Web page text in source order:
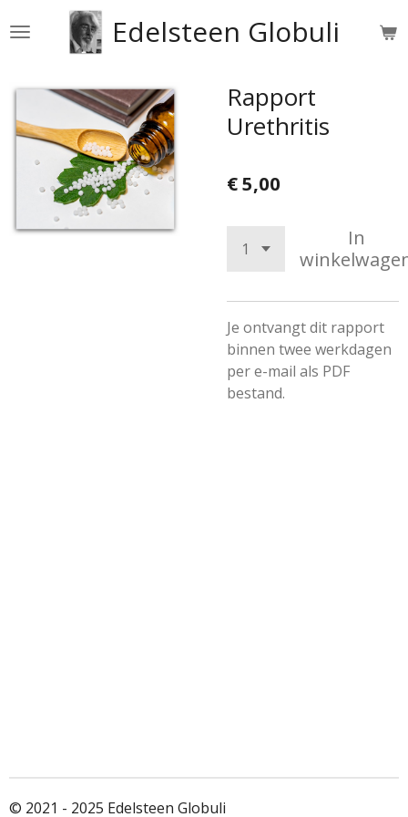
direct
de
hoofdinhoud
Edelsteen Globuli
Rapport
Urethritis
€ 5,00
In
Je ontvangt dit rapport
binnen twee werkdagen
per e-mail als PDF
bestand.
© 2021 - 2025 Edelsteen Globuli